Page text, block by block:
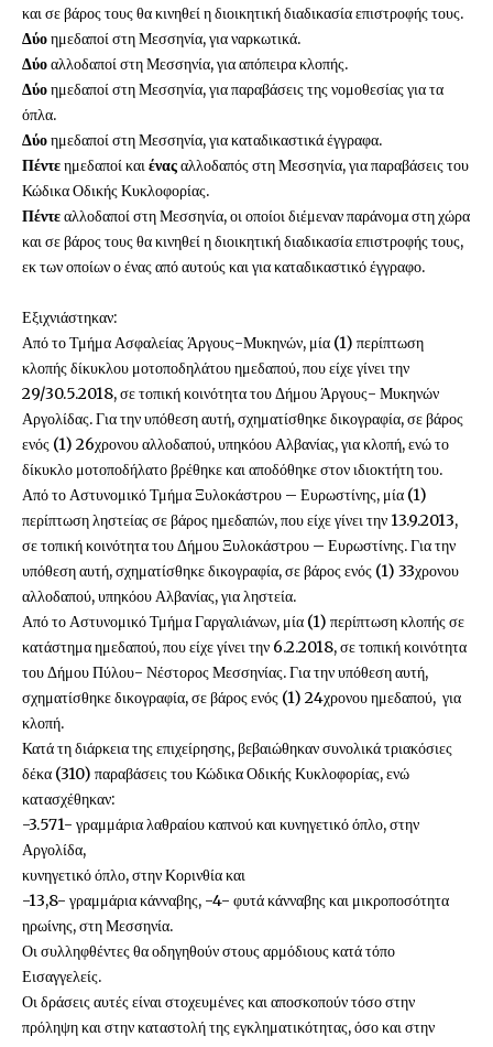
και σε βάρος τους θα κινηθεί η διοικητική διαδικασία επιστροφής τους.
Δύοημεδαποί στη Μεσσηνία, για ναρκωτικά.
Δύοαλλοδαποί στη Μεσσηνία, για απόπειρα κλοπής.
Δύοημεδαποί στη Μεσσηνία, για παραβάσεις της νομοθεσίας για τα
όπλα.
Δύοημεδαποί στη Μεσσηνία, για καταδικαστικά έγγραφα.
Πέντεημεδαποί καιέναςαλλοδαπός στη Μεσσηνία, για παραβάσεις του
Κώδικα Οδικής Κυκλοφορίας.
Πέντεαλλοδαποί στη Μεσσηνία, οι οποίοι διέμεναν παράνομα στη χώρα
και σε βάρος τους θα κινηθεί η διοικητική διαδικασία επιστροφής τους,
εκ των οποίων ο ένας από αυτούς και για καταδικαστικό έγγραφο.
Εξιχνιάστηκαν:
Από το Τμήμα Ασφαλείας Άργους-Μυκηνών, μία (1) περίπτωση
κλοπής δίκυκλου μοτοποδηλάτου ημεδαπού, που είχε γίνει την
29/30.5.2018, σε τοπική κοινότητα του Δήμου Άργους- Μυκηνών
Αργολίδας. Για την υπόθεση αυτή, σχηματίσθηκε δικογραφία, σε βάρος
ενός (1) 26χρονου αλλοδαπού, υπηκόου Αλβανίας, για κλοπή, ενώ το
δίκυκλο μοτοποδήλατο βρέθηκε και αποδόθηκε στον ιδιοκτήτη του.
Από το Αστυνομικό Τμήμα Ξυλοκάστρου – Ευρωστίνης, μία (1)
περίπτωση ληστείας σε βάρος ημεδαπών, που είχε γίνει την 13.9.2013,
σε τοπική κοινότητα του Δήμου Ξυλοκάστρου – Ευρωστίνης. Για την
υπόθεση αυτή, σχηματίσθηκε δικογραφία, σε βάρος ενός (1) 33χρονου
αλλοδαπού, υπηκόου Αλβανίας, για ληστεία.
Από το Αστυνομικό Τμήμα Γαργαλιάνων, μία (1) περίπτωση κλοπής σε
κατάστημα ημεδαπού, που είχε γίνει την 6.2.2018, σε τοπική κοινότητα
του Δήμου Πύλου- Νέστορος Μεσσηνίας. Για την υπόθεση αυτή,
σχηματίσθηκε δικογραφία, σε βάρος ενός (1) 24χρονου ημεδαπού, για
κλοπή.
Κατά τη διάρκεια της επιχείρησης, βεβαιώθηκαν συνολικά τριακόσιες
δέκα (310) παραβάσεις του Κώδικα Οδικής Κυκλοφορίας, ενώ
κατασχέθηκαν:
-3.571- γραμμάρια λαθραίου καπνού και κυνηγετικό όπλο, στην
Αργολίδα,
κυνηγετικό όπλο, στην Κορινθία και
-13,8- γραμμάρια κάνναβης, -4- φυτά κάνναβης και μικροποσότητα
ηρωίνης, στη Μεσσηνία.
Οι συλληφθέντες θα οδηγηθούν στους αρμόδιους κατά τόπο
Εισαγγελείς.
Οι δράσεις αυτές είναι στοχευμένες και αποσκοπούν τόσο στην
πρόληψη και στην καταστολή της εγκληματικότητας, όσο και στην